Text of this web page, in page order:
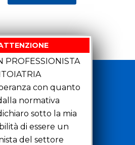
della vendita e della
per duplicazione.
PROFESSIONISTA
con quanto
normativa
sotto la mia
di essere un
del settore